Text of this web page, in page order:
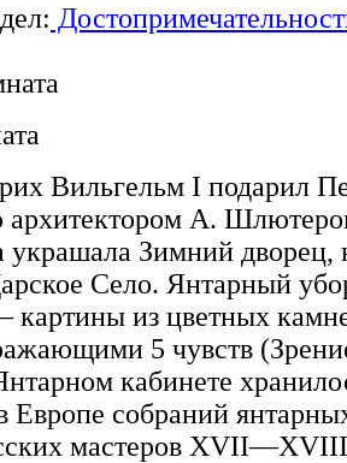
Вильгельм I подарил
архитектором А.
Зимний дворец,
Село. Янтарный
из цветных
5 чувств
кабинете
Европе собраний
мастеров